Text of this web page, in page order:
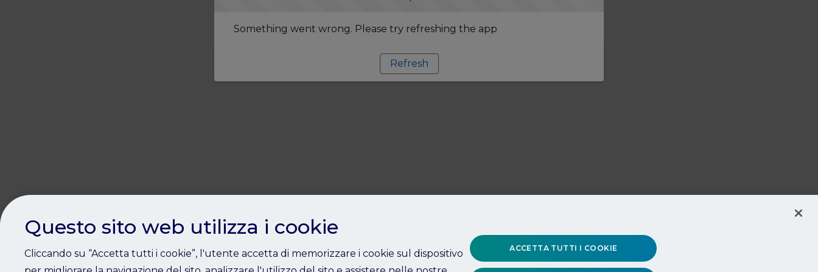
Something went wrong. Please try refreshing the app
Refresh
Questo sito web utilizza i cookie
Cliccando su “Accetta tutti i cookie”, l'utente accetta di memorizzare i cookie sul dispositivo
ACCETTA TUTTI I COOKIE